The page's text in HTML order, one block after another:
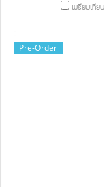
เปรียบเทียบ
Pre-Order